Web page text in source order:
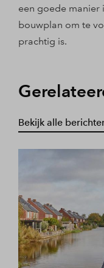
een goede manier
bouwplan om te
prachtig is.
Bekijk alle